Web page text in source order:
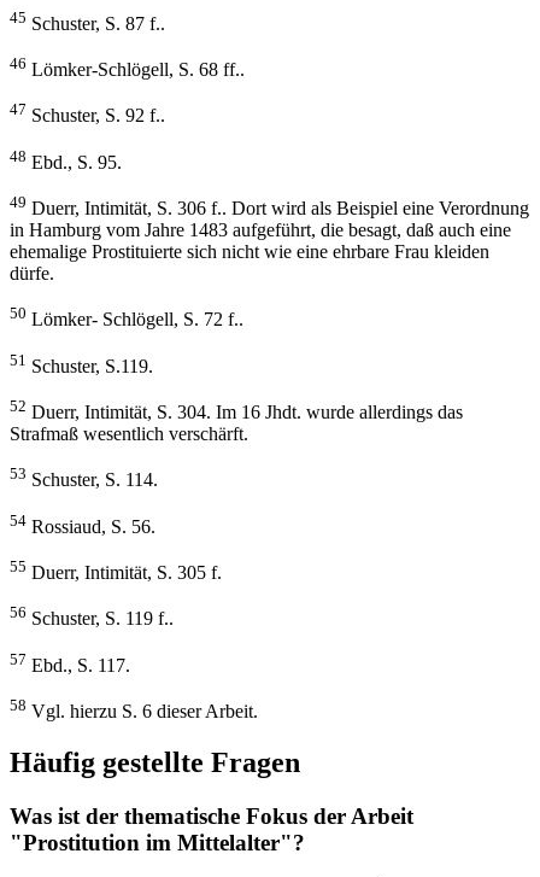
45 Schuster, S. 87 f..
46 Lömker-Schlögell, S. 68 ff..
47 Schuster, S. 92 f..
48 Ebd., S. 95.
49 Duerr, Intimität, S. 306 f.. Dort wird als Beispiel eine Verordnung
in Hamburg vom Jahre 1483 aufgeführt, die besagt, daß auch eine
ehemalige Prostituierte sich nicht wie eine ehrbare Frau kleiden
dürfe.
50 Lömker- Schlögell, S. 72 f..
51 Schuster, S.119.
52 Duerr, Intimität, S. 304. Im 16 Jhdt. wurde allerdings das
Strafmaß wesentlich verschärft.
53 Schuster, S. 114.
54 Rossiaud, S. 56.
55 Duerr, Intimität, S. 305 f.
56 Schuster, S. 119 f..
57 Ebd., S. 117.
58 Vgl. hierzu S. 6 dieser Arbeit.
Häufig gestellte Fragen
Was ist der thematische Fokus der Arbeit
"Prostitution im Mittelalter"?